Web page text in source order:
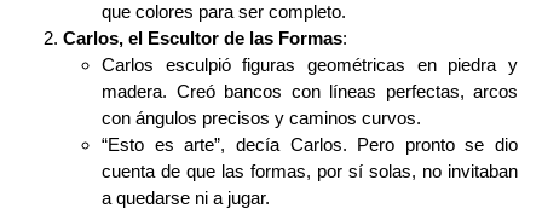
que colores para ser completo.
Carlos, el Escultor de las Formas:
Carlos esculpió figuras geométricas en piedra y
madera. Creó bancos con líneas perfectas, arcos
con ángulos precisos y caminos curvos.
“Esto es arte”, decía Carlos. Pero pronto se dio
cuenta de que las formas, por sí solas, no invitaban
a quedarse ni a jugar.